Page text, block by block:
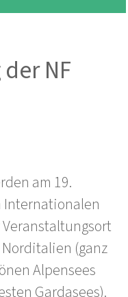
NF
am 19.
Internationalen
(ganz
Alpensees
Gardasees).